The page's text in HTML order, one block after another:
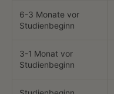
6-3 Monate vor
Studienbeginn
3-1 Monat vor
Studienbeginn